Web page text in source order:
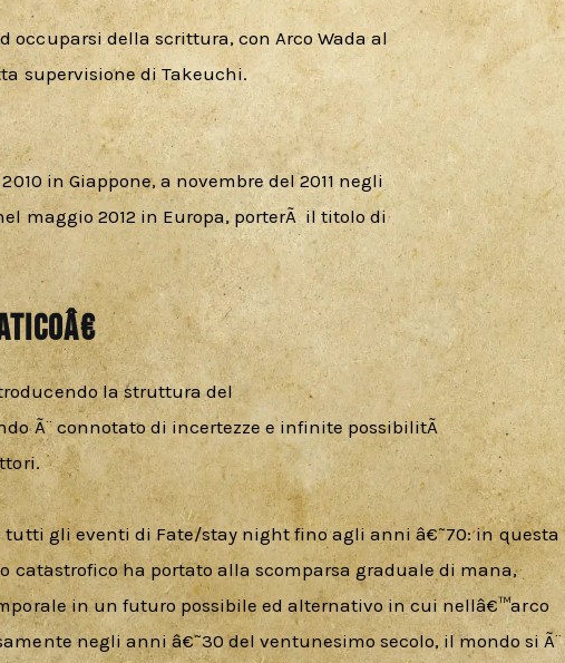
occuparsi della scrittura, con Arco Wada al
supervisione di Takeuchi.
in Giappone, a novembre del 2011 negli
maggio 2012 in Europa, porterÃ  il titolo di
la struttura del
Ã¨ connotato di incertezze e infinite possibilitÃ
tutti gli eventi di Fate/stay night fino agli anni â€˜70: in questa
catastrofico ha portato alla scomparsa graduale di mana,
in un futuro possibile ed alternativo in cui nellâ€™arco
negli anni â€˜30 del ventunesimo secolo, il mondo si Ã¨